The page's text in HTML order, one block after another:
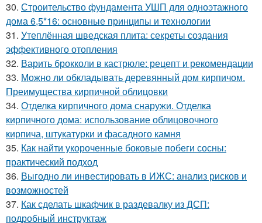
30. Строительство фундамента УШП для одноэтажного
дома 6,5*16: основные принципы и технологии
31. Утеплённая шведская плита: секреты создания
эффективного отопления
32. Варить брокколи в кастрюле: рецепт и рекомендации
33. Можно ли обкладывать деревянный дом кирпичом.
Преимущества кирпичной облицовки
34. Отделка кирпичного дома снаружи. Отделка
кирпичного дома: использование облицовочного
кирпича, штукатурки и фасадного камня
35. Как найти укороченные боковые побеги сосны:
практический подход
36. Выгодно ли инвестировать в ИЖС: анализ рисков и
возможностей
37. Как сделать шкафчик в раздевалку из ДСП:
подробный инструктаж